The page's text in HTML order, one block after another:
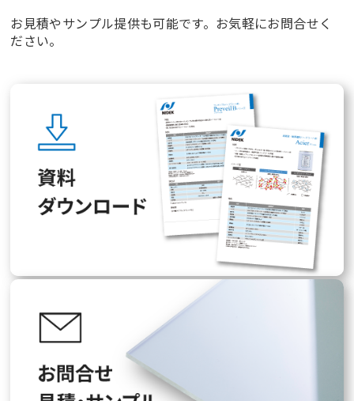
お見積やサンプル提供も可能です。お気軽にお問合せく
ださい。